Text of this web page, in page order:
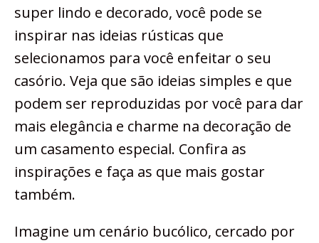
super lindo e decorado, você pode se
inspirar nas ideias rústicas que
selecionamos para você enfeitar o seu
casório. Veja que são ideias simples e que
podem ser reproduzidas por você para dar
mais elegância e charme na decoração de
um casamento especial. Confira as
inspirações e faça as que mais gostar
também.
Imagine um cenário bucólico, cercado por